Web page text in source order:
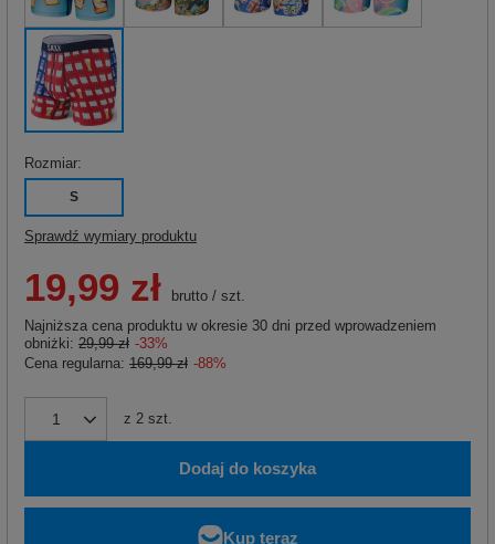
Rozmiar
S
Sprawdź wymiary produktu
19,99 zł brutto / szt.
Najniższa cena produktu w okresie 30 dni przed wprowadzeniem
obniżki: 29,99 zł -33%
Cena regularna: 169,99 zł -88%
z 2 szt.
Dodaj do koszyka